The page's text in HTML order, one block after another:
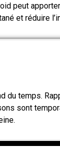
peut
et réduire
du temps.
sont